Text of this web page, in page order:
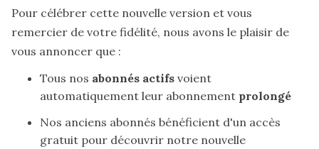
Pour célébrer cette nouvelle version et vous
remercier de votre fidélité, nous avons le plaisir de
vous annoncer que :
Tous nos abonnés actifs voient
automatiquement leur abonnement prolongé
Nos anciens abonnés bénéficient d'un accès
gratuit pour découvrir notre nouvelle